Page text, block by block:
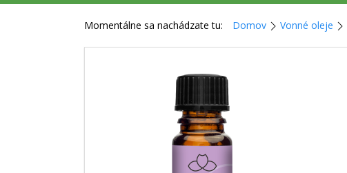
Momentálne sa nachádzate tu: Domov Vonné oleje